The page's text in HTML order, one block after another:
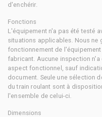
d'enchérir.
Fonctions
L'équipement n'a pas été testé
situations applicables. Nous ne
fonctionnement de
fabricant. Aucune inspection
aspect fonctionnel, sauf
document. Seule une sélection
du train roulant sont à
l'ensemble de celui-ci.
Dimensions